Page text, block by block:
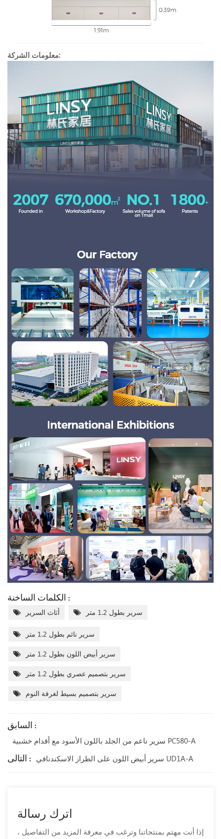
معلومات الشركة:
الكلمات الساخنة :
أثاث السرير سرير بطول 1.2 متر
سرير نائم بطول 1.2 متر
سرير أبيض اللون بطول 1.2 متر
سرير بتصميم عصري بطول 1.2 متر
سرير بتصميم بسيط لغرفة النوم
السابق :
سرير ناعم من الجلد باللون الأسود مع أقدام خشبية PC580-A
التالى : سرير أبيض اللون على الطراز الاسكندنافي UD1A-A
اترك رسالة
إذا أنت مهتم بمنتجاتنا وترغب في معرفة المزيد من التفاصيل ،